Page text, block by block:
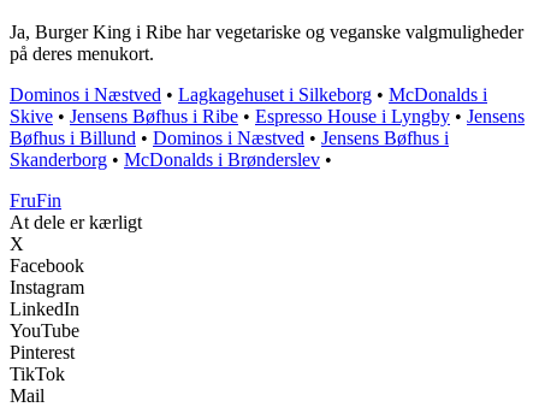
Ja, Burger King i Ribe har vegetariske og veganske valgmuligheder
på deres menukort.
Dominos i Næstved • Lagkagehuset i Silkeborg • McDonalds i
Skive • Jensens Bøfhus i Ribe • Espresso House i Lyngby • Jensens
Bøfhus i Billund • Dominos i Næstved • Jensens Bøfhus i
Skanderborg • McDonalds i Brønderslev •
FruFin
At dele er kærligt
X
Facebook
Instagram
LinkedIn
YouTube
Pinterest
TikTok
Mail